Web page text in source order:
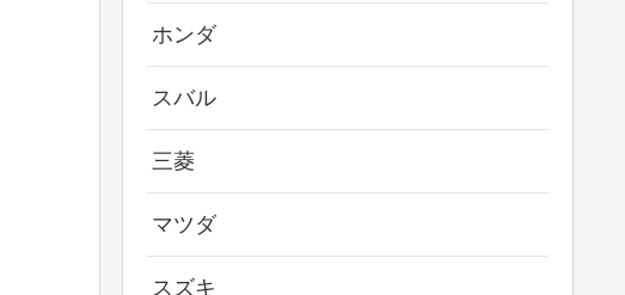
ホンダ
スバル
三菱
マツダ
スズキ